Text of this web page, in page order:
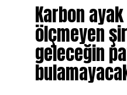
Karbon
ölçmeyen
geleceğin